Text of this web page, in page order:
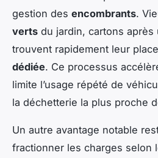
gestion des encombrants.
verts du jardin, cartons après
trouvent rapidement leur
dédiée. Ce processus
limite l’usage répété de
la déchetterie la plus proche
Un autre avantage notable
fractionner les charges selon